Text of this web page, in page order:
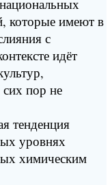
которые имеют в
с
идёт
пор не
тенденция
уровнях
химическим